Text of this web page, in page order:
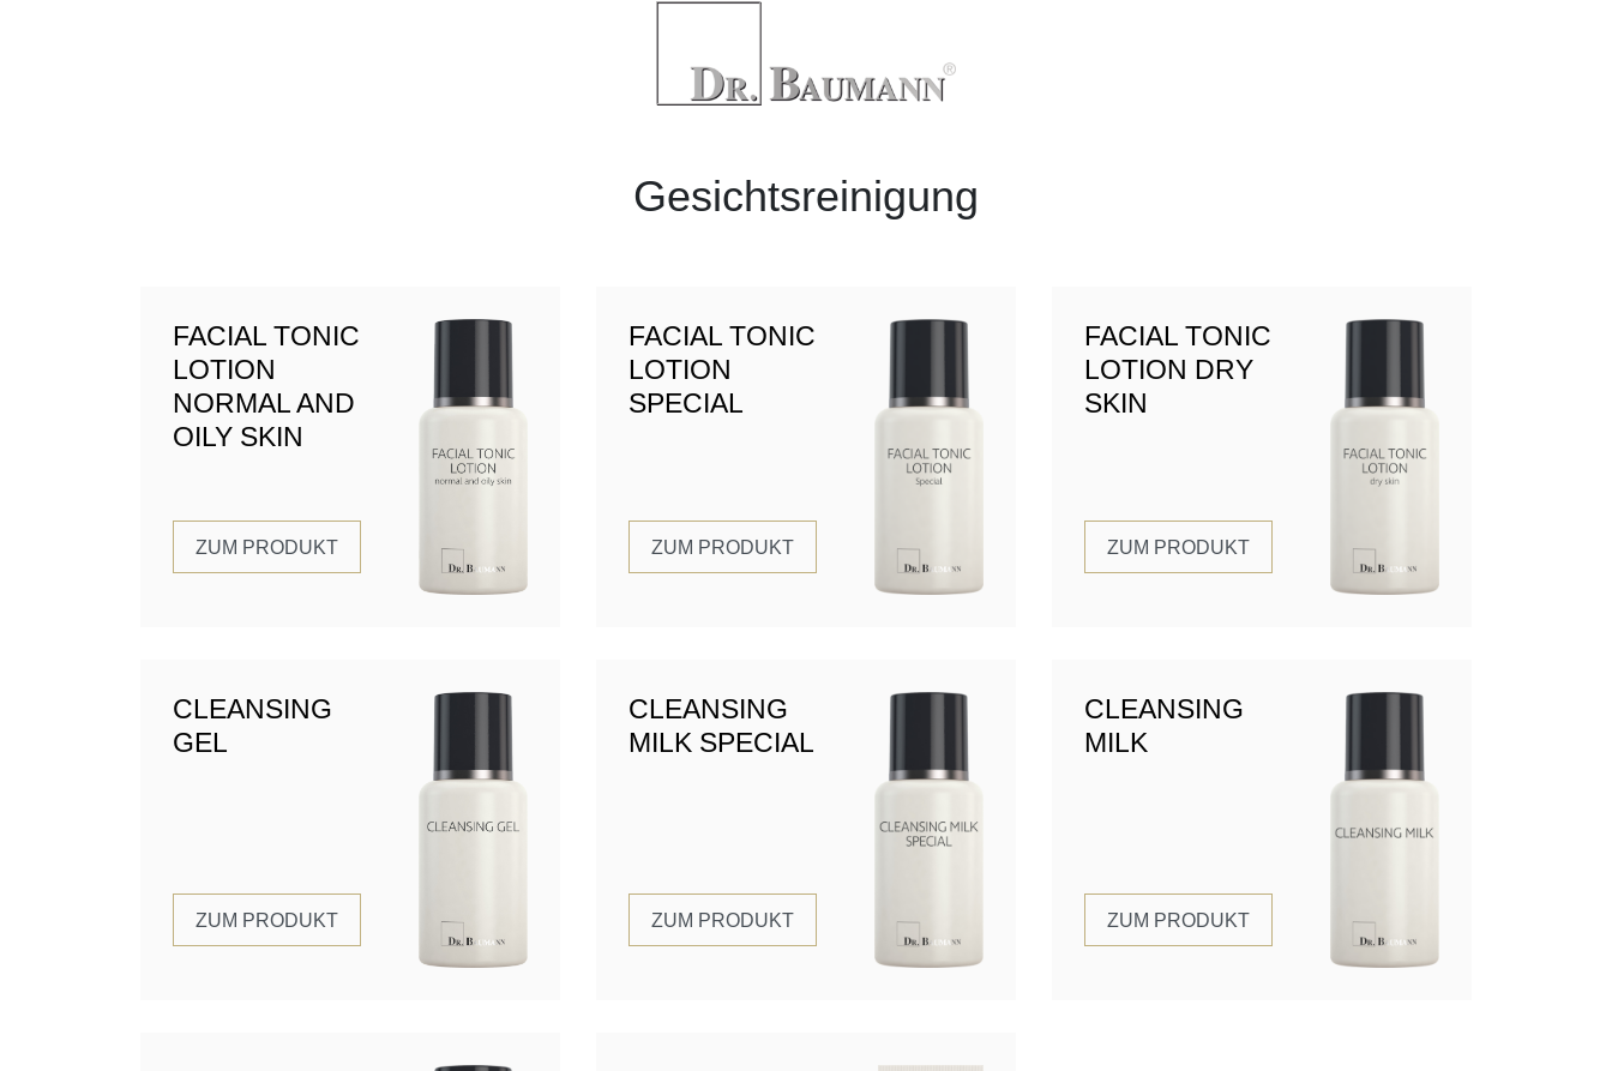
Gesichtsreinigung
FACIAL TONIC
LOTION
NORMAL AND
OILY SKIN
ZUM PRODUKT
FACIAL TONIC
LOTION
SPECIAL
ZUM PRODUKT
FACIAL TONIC
LOTION DRY
SKIN
ZUM PRODUKT
CLEANSING
GEL
ZUM PRODUKT
CLEANSING
MILK SPECIAL
ZUM PRODUKT
CLEANSING
MILK
ZUM PRODUKT